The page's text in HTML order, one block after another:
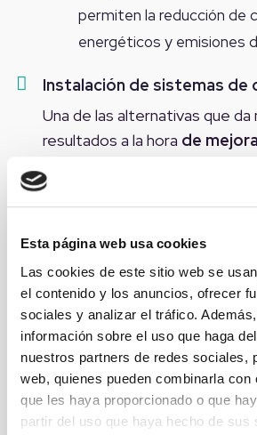
Esta página web usa cookies
Las cookies de este sitio web se
el contenido y los anuncios, ofrecer
sociales y analizar el tráfico.
información sobre el uso que haga
nuestros partners de redes sociales,
web, quienes pueden combinarla con
que les haya proporcionado o que
partir del uso que haya hecho de sus
permiten la reducción de
energéticos y emisiones
Instalación de sistemas de
Una de las alternativas que da
resultados a la hora de
energética de un edificio,
calidad de su red eléctrica
energía en los edificios:
industrias, salas de servidores
Con la instalación de una
que mejoren la calidad de red
ahorro considerable en la
vez que contribuimos a la